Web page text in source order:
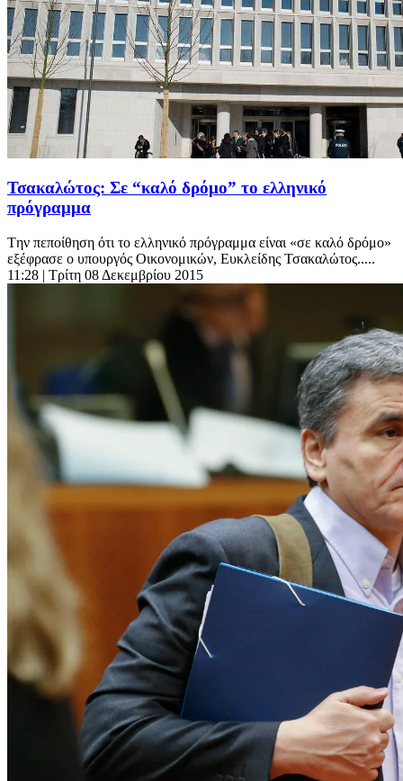
Τσακαλώτος: Σε “καλό δρόμο” το ελληνικό
πρόγραμμα
Tην πεποίθηση ότι το ελληνικό πρόγραμμα είναι «σε καλό δρόμο»
εξέφρασε ο υπουργός Οικονομικών, Ευκλείδης Τσακαλώτος.....
11:28 | Τρίτη 08 Δεκεμβρίου 2015